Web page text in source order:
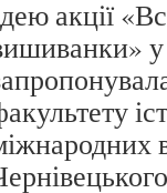
акції
у